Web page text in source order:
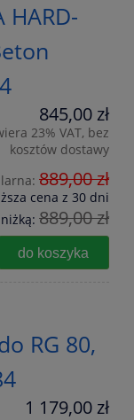
845,00 zł
23% VAT, bez
kosztów dostawy
889,00 zł
cena z 30 dni
889,00 zł
do koszyka
RG 80,
1 179,00 zł